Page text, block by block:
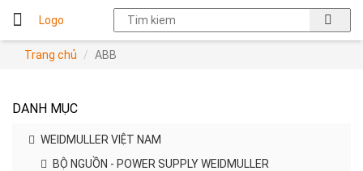
Logo
Trang chủ ABB
DANH MỤC
WEIDMULLER VIỆT NAM
BỘ NGUỒN - POWER SUPPLY WEIDMULLER